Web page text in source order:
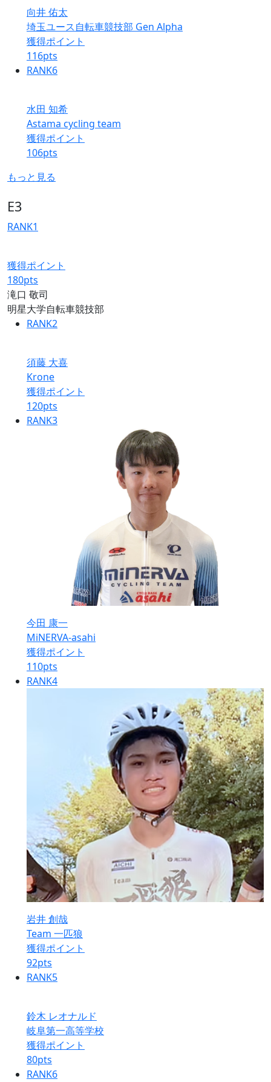
向井 佑太
埼玉ユース自転車競技部 Gen Alpha
獲得ポイント
116pts
RANK6
水田 知希
Astama cycling team
獲得ポイント
106pts
もっと見る
E3
RANK1
獲得ポイント
180pts
滝口 敬司
明星大学自転車競技部
RANK2
須藤 大喜
Krone
獲得ポイント
120pts
RANK3
今田 康一
MiNERVA-asahi
獲得ポイント
110pts
RANK4
岩井 創哉
Team 一匹狼
獲得ポイント
92pts
RANK5
鈴木 レオナルド
岐阜第一高等学校
獲得ポイント
80pts
RANK6